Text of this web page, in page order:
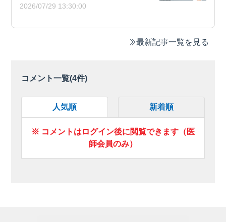
2026/07/29 13:30:00
最新記事一覧を見る
コメント一覧(4件)
人気順 新着順
※ コメントはログイン後に閲覧できます（医
師会員のみ）